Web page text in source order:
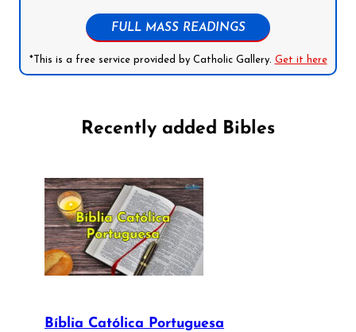
FULL MASS READINGS
*This is a free service provided by Catholic Gallery. Get it here
Recently added Bibles
Bíblia Católica Portuguesa